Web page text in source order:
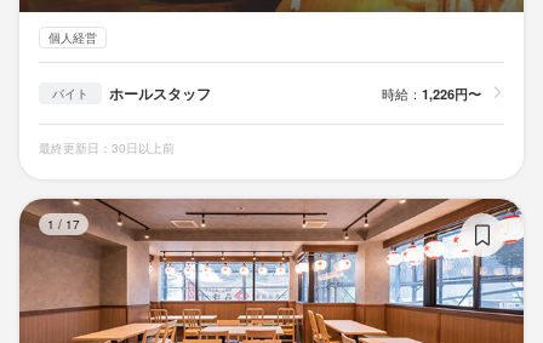
個人経営
バイト ホールスタッフ 時給： 1,226円〜
最終更新日：30日以上前
1 / 17